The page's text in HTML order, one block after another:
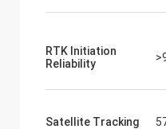
RTK Initiation
Reliability
Satellite Tracking